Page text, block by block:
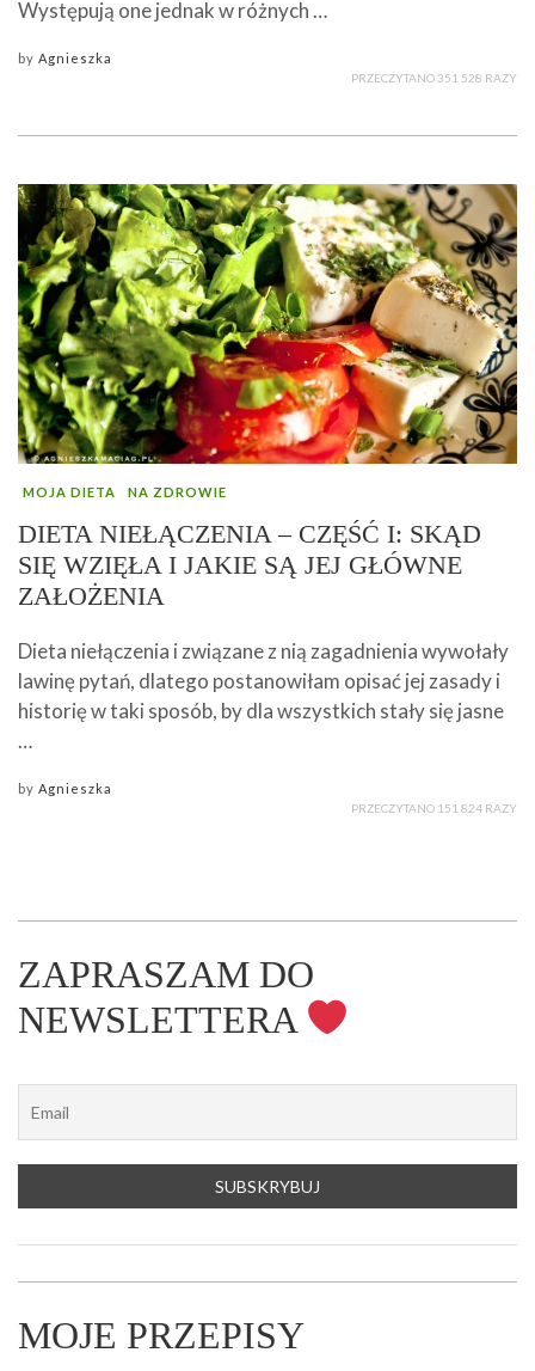
Występują one jednak w różnych …
by Agnieszka
PRZECZYTANO 351 528 RAZY
MOJA DIETA NA ZDROWIE
DIETA NIEŁĄCZENIA – CZĘŚĆ I: SKĄD
SIĘ WZIĘŁA I JAKIE SĄ JEJ GŁÓWNE
ZAŁOŻENIA
Dieta niełączenia i związane z nią zagadnienia wywołały
lawinę pytań, dlatego postanowiłam opisać jej zasady i
historię w taki sposób, by dla wszystkich stały się jasne
…
by Agnieszka
PRZECZYTANO 151 824 RAZY
ZAPRASZAM DO
NEWSLETTERA
MOJE PRZEPISY